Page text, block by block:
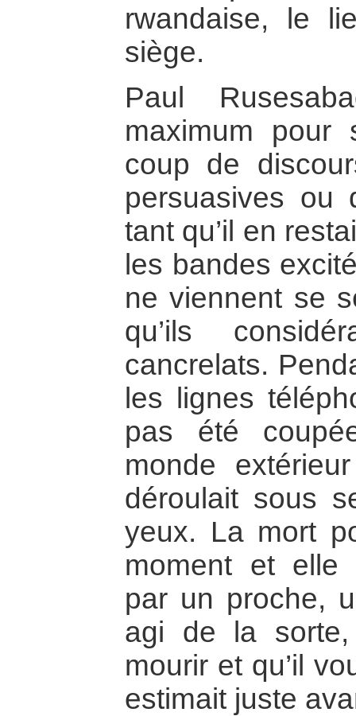
rwandaise, le
siège.
Paul
maximum pour
coup de
persuasives ou
tant qu’il en
les bandes
ne viennent se
qu’ils
cancrelats.
les lignes
pas été
monde
déroulait sous
yeux. La mort
moment et elle
par un proche,
agi de la sorte,
mourir et qu’il
estimait juste